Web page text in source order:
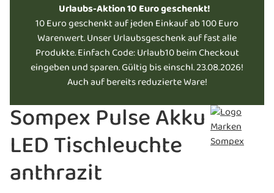
Urlaubs-Aktion 10 Euro geschenkt!
10 Euro geschenkt auf jeden Einkauf ab 100 Euro
Warenwert. Unser Urlaubsgeschenk auf fast alle
Produkte. Einfach Code: Urlaub10 beim Checkout
eingeben und sparen. Gültig bis einschl. 23.08.2026!
Auch auf bereits reduzierte Ware!
Sompex Pulse Akku
LED Tischleuchte
anthrazit